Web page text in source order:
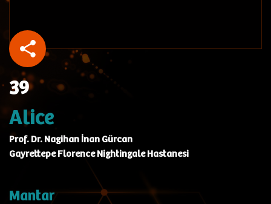
39
Alice
Prof. Dr. Nagihan İnan Gürcan
Gayrettepe Florence Nightingale Hastanesi
Mantar